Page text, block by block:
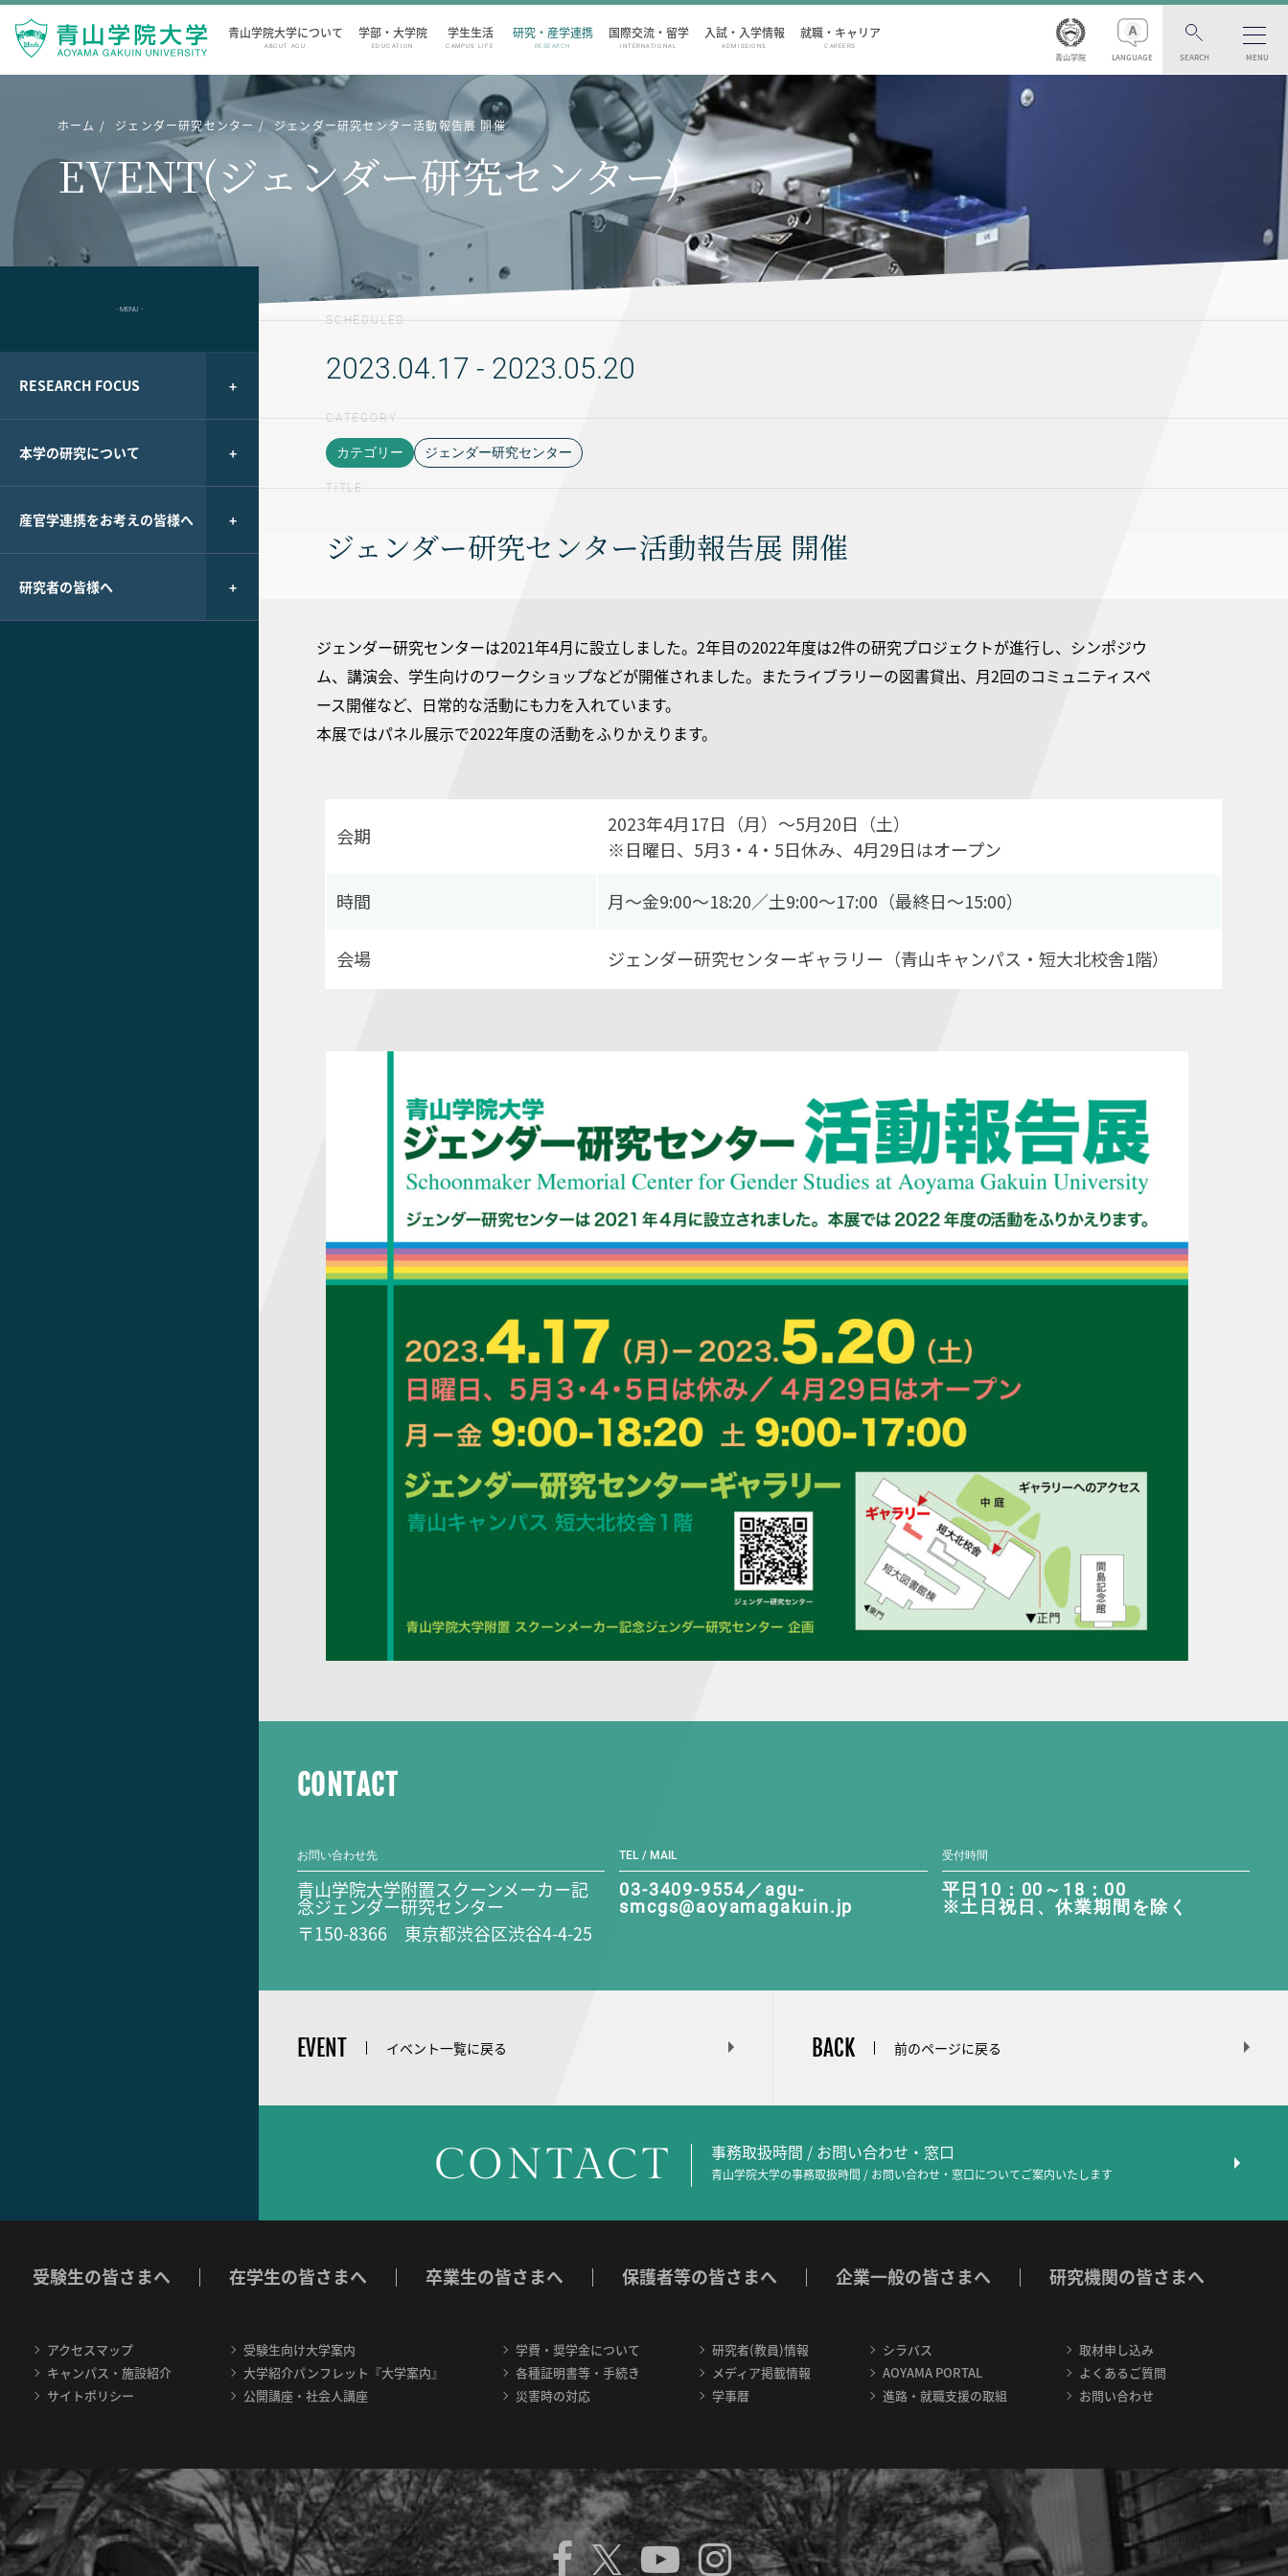
青山学院大学について
ABOUT AGU
学部・大学院
EDUCATION
学生生活
CAMPUS LIFE
研究・産学連携
RESEARCH
国際交流・留学
INTERNATIONAL
入試・入学情報
ADMISSIONS
就職・キャリア
CAREERS
青山学院 LANGUAGE SEARCH MENU
ホーム ジェンダー研究センター ジェンダー研究センター活動報告展 開催
EVENT(ジェンダー研究センター)
- MENU -
RESEARCH FOCUS
本学の研究について
産官学連携をお考えの皆様へ
研究者の皆様へ
SCHEDULED
2023.04.17 - 2023.05.20
CATEGORY
カテゴリー ジェンダー研究センター
TITLE
ジェンダー研究センター活動報告展 開催
ジェンダー研究センターは2021年4月に設立しました。2年目の2022年度は2件の研究プロジェクトが進行し、シンポジウ
ム、講演会、学生向けのワークショップなどが開催されました。またライブラリーの図書貸出、月2回のコミュニティスペ
ース開催など、日常的な活動にも力を入れています。
本展ではパネル展示で2022年度の活動をふりかえります。
会期
2023年4月17日（月）〜5月20日（土）
※日曜日、5月3・4・5日休み、4月29日はオープン
時間 月〜金9:00〜18:20／土9:00〜17:00（最終日〜15:00）
会場 ジェンダー研究センターギャラリー（青山キャンパス・短大北校舎1階）
CONTACT
お問い合わせ先
青山学院大学附置スクーンメーカー記
念ジェンダー研究センター
〒150-8366 東京都渋谷区渋谷4-4-25
TEL / MAIL
03-3409-9554／agu-
smcgs@aoyamagakuin.jp
受付時間
平日10：00～18：00
※土日祝日、休業期間を除く
EVENT イベント一覧に戻る BACK 前のページに戻る
CONTACT 事務取扱時間 / お問い合わせ・窓口
青山学院大学の事務取扱時間 / お問い合わせ・窓口についてご案内いたします
受験生の皆さまへ 在学生の皆さまへ 卒業生の皆さまへ 保護者等の皆さまへ 企業一般の皆さまへ 研究機関の皆さまへ
アクセスマップ
キャンパス・施設紹介
サイトポリシー
受験生向け大学案内
大学紹介パンフレット『大学案内』
公開講座・社会人講座
学費・奨学金について
各種証明書等・手続き
災害時の対応
研究者(教員)情報
メディア掲載情報
学事暦
シラバス
AOYAMA PORTAL
進路・就職支援の取組
取材申し込み
よくあるご質問
お問い合わせ